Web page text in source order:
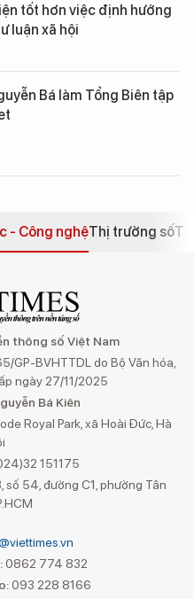
tốt hơn việc định hướng
luận xã hội
Bá làm Tổng Biên tập
- Công nghệThị trường số
thông số Việt Nam
GP-BVHTTDL do Bộ Văn hóa,
ngày 27/11/2025
Bá Kiên
Royal Park, xã Hoài Đức, Hà
151175
số 54, đường C1, phường Tân
0862 774 832
093 228 8166